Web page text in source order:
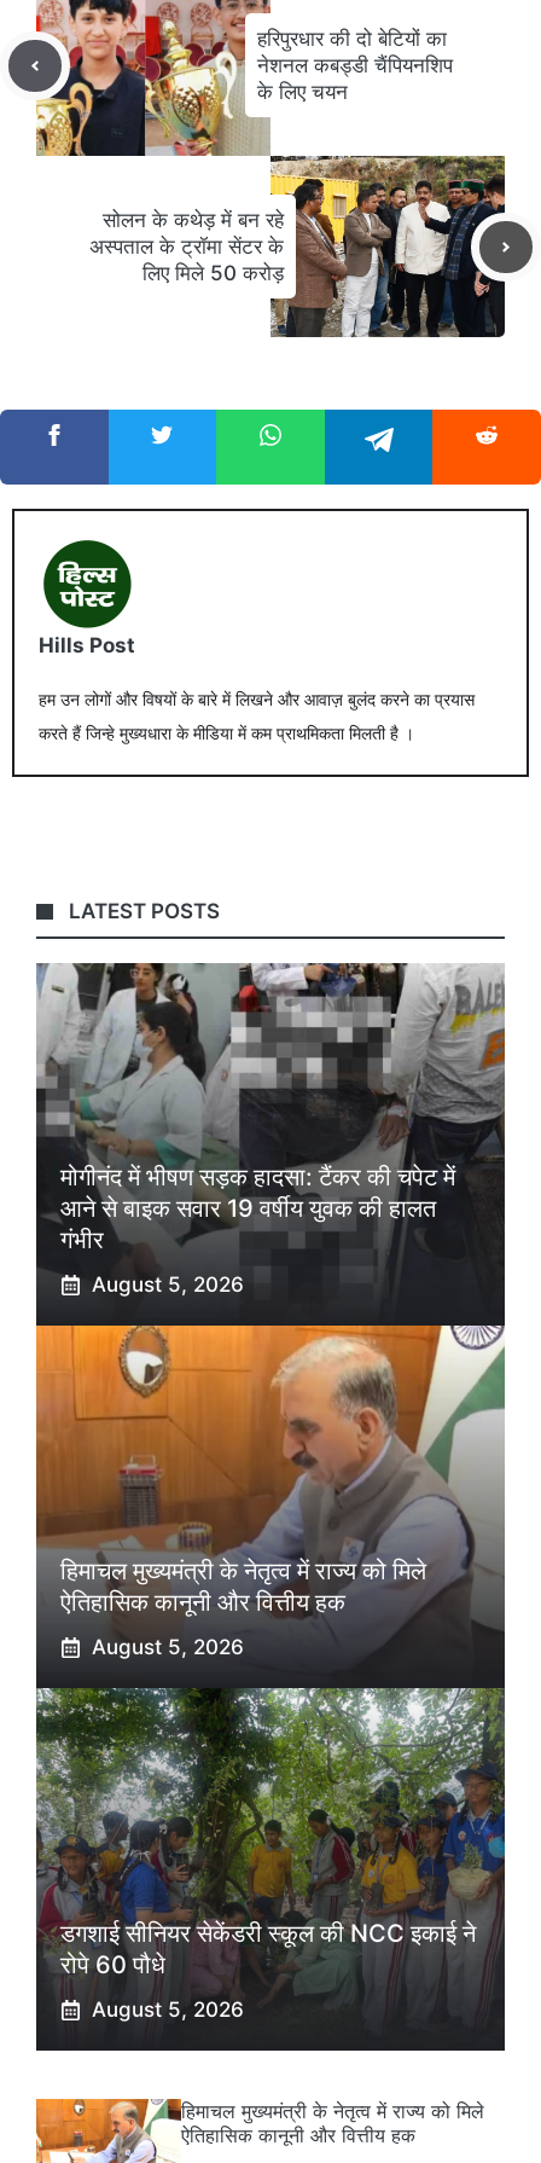
हरिपुरधार की दो बेटियों का
नेशनल कबड्डी चैंपियनशिप
के लिए चयन
सोलन के कथेड़ में बन रहे
अस्पताल के ट्रॉमा सेंटर के
लिए मिले 50 करोड़
Hills Post
हम उन लोगों और विषयों के बारे में लिखने और आवाज़ बुलंद करने का प्रयास
करते हैं जिन्हे मुख्यधारा के मीडिया में कम प्राथमिकता मिलती है ।
LATEST POSTS
मोगीनंद में भीषण सड़क हादसा: टैंकर की चपेट में
आने से बाइक सवार 19 वर्षीय युवक की हालत
गंभीर
August 5, 2026
हिमाचल मुख्यमंत्री के नेतृत्व में राज्य को मिले
ऐतिहासिक कानूनी और वित्तीय हक
August 5, 2026
डगशाई सीनियर सेकेंडरी स्कूल की NCC इकाई ने
रोपे 60 पौधे
August 5, 2026
हिमाचल मुख्यमंत्री के नेतृत्व में राज्य को मिले
ऐतिहासिक कानूनी और वित्तीय हक